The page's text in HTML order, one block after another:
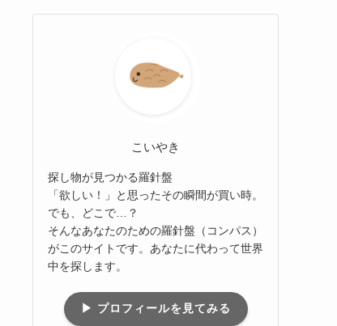
こいやき
探し物が見つかる羅針盤
「欲しい！」と思ったその瞬間が買い時。
でも、どこで…？
そんなあなたのための羅針盤（コンパス）
がこのサイトです。あなたに代わって世界
中を探します。
▶︎ プロフィールを見てみる